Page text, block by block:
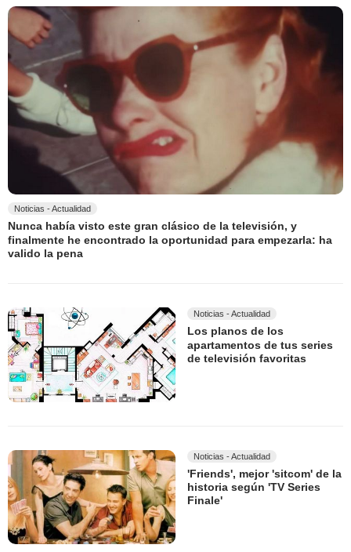
Noticias - Actualidad
Nunca había visto este gran clásico de la televisión, y
finalmente he encontrado la oportunidad para empezarla: ha
valido la pena
Noticias - Actualidad
Los planos de los
apartamentos de tus series
de televisión favoritas
Noticias - Actualidad
'Friends', mejor 'sitcom' de la
historia según 'TV Series
Finale'